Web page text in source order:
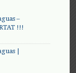
–
!!!
|